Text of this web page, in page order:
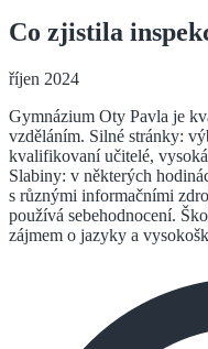
Co zjistila
říjen 2024
Gymnázium Oty Pavla je
vzděláním. Silné stránky:
kvalifikovaní učitelé,
Slabiny: v některých
s různými informačními
používá sebehodnocení.
zájmem o jazyky a